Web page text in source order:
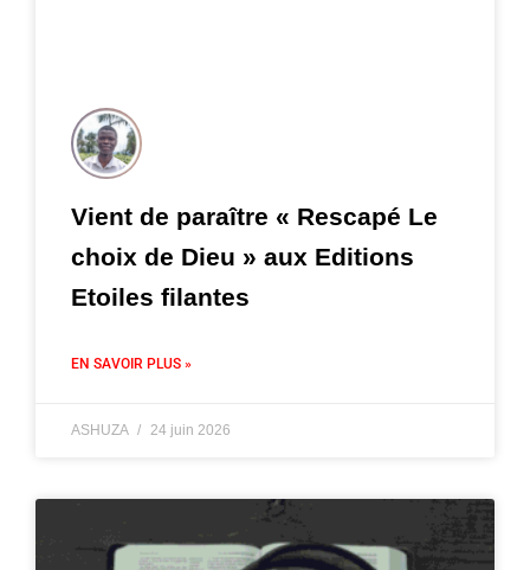
Vient de paraître « Rescapé Le
choix de Dieu » aux Editions
Etoiles filantes
EN SAVOIR PLUS »
ASHUZA 24 juin 2026